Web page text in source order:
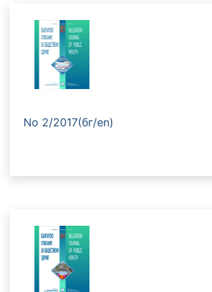
No 2/2017(бг/en)